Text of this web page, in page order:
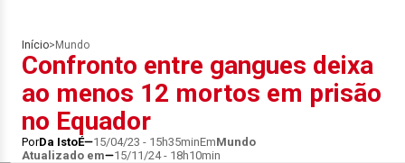
Início> Mundo
Confronto entre gangues deixa
ao menos 12 mortos em prisão
no Equador
PorDa IstoÉ 15/04/23 - 15h35minEmMundo
Atualizado em
15/11/24 - 18h10min